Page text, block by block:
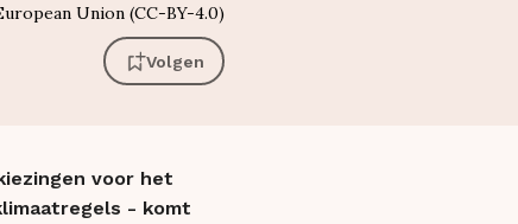
Union (CC-BY-4.0)
Volgen
voor het
- komt